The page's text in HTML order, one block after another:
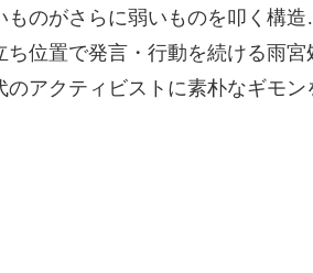
ものがさらに弱いものを叩く構
ち位置で発言・行動を続ける雨
のアクティビストに素朴なギモ